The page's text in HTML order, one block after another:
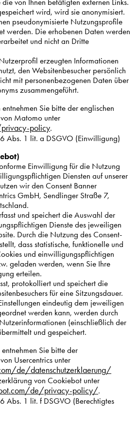
von Ihnen betätigten externen Links.
wird, wird sie anonymisiert.
pseudonymisierte Nutzungsprofile
werden. Die erhobenen Daten werden
und nicht an Dritte
erzeugten Informationen
den Websitenbesucher persönlich
mit personenbezogenen Daten über
zusammengeführt.
Sie bitte der englischen
Matomo unter
policy.
Abs. 1 lit. a DSGVO (Einwilligung)
Einwilligung für die Nutzung
Diensten auf unserer
wir den Consent Banner
GmbH, Sendlinger Straße 7,
und speichert die Auswahl der
Dienste des jeweiligen
Durch die Nutzung des Consent-
dass statistische, funktionelle und
und einwilligungspflichtigen
geladen werden, wenn Sie Ihre
erteilen.
protokolliert und speichert die
für eine Sitzungsdauer.
eindeutig dem jeweiligen
werden kann, werden durch
(einschließlich der
und gespeichert.
Sie bitte der
Usercentrics unter
de/datenschutzerklaerung/
von Cookiebot unter
de/privacy-policy/.
Abs. 1 lit. f DSGVO (Berechtigtes